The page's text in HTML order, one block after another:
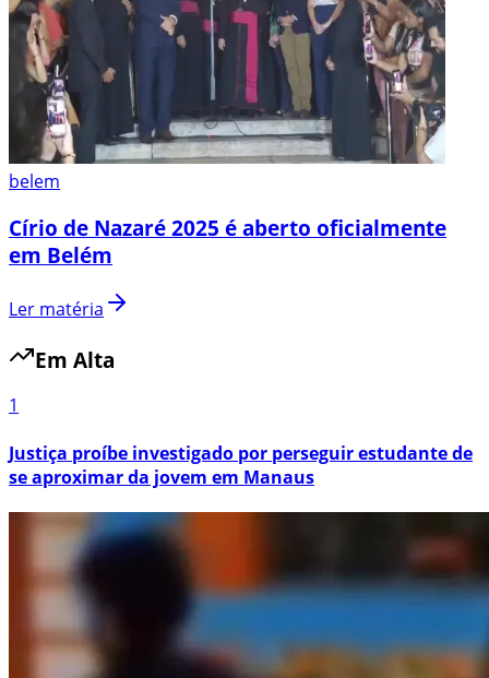
belem
Círio de Nazaré 2025 é aberto oficialmente
em Belém
Ler matéria
Em Alta
1
Justiça proíbe investigado por perseguir estudante de
se aproximar da jovem em Manaus